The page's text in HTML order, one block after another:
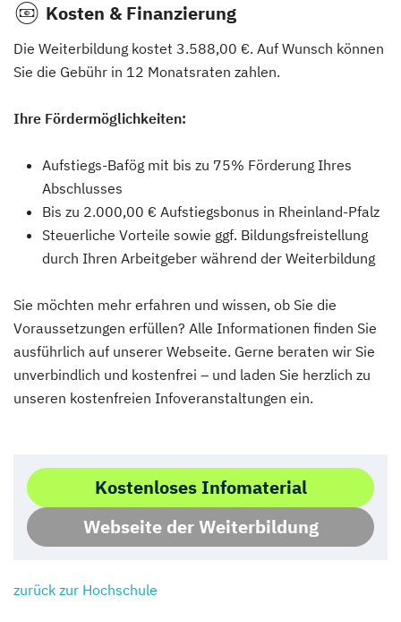
Kosten & Finanzierung
Die Weiterbildung kostet 3.588,00 €. Auf Wunsch können
Sie die Gebühr in 12 Monatsraten zahlen.
Ihre Fördermöglichkeiten:
Aufstiegs-Bafög mit bis zu 75% Förderung Ihres
Abschlusses
Bis zu 2.000,00 € Aufstiegsbonus in Rheinland-Pfalz
Steuerliche Vorteile sowie ggf. Bildungsfreistellung
durch Ihren Arbeitgeber während der Weiterbildung
Sie möchten mehr erfahren und wissen, ob Sie die
Voraussetzungen erfüllen? Alle Informationen finden Sie
ausführlich auf unserer Webseite. Gerne beraten wir Sie
unverbindlich und kostenfrei – und laden Sie herzlich zu
unseren kostenfreien Infoveranstaltungen ein.
Kostenloses Infomaterial
Webseite der Weiterbildung
zurück zur Hochschule